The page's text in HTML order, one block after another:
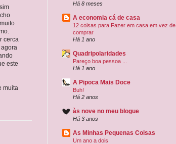
cerca
este
muita
Há 8 meses
A economia cá de casa
12 coisas para Fazer em casa em vez de
comprar
Há 1 ano
Quadripolaridades
Pareço boa pessoa ...
Há 1 ano
A Pipoca Mais Doce
Buh!
Há 2 anos
às nove no meu blogue
Há 3 anos
As Minhas Pequenas Coisas
Um ano a dois